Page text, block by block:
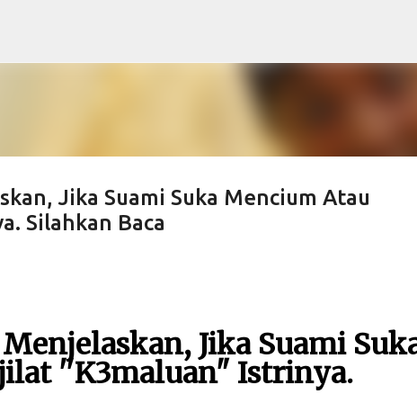
Jika Suami Suka Mencium Atau
Silahkan Baca
Jika Suami
''K3maluan" Istrinya.